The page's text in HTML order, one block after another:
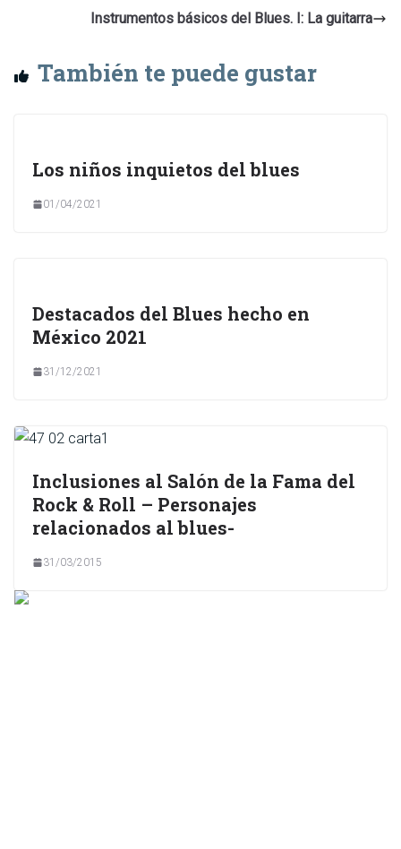
Instrumentos básicos del Blues. I: La guitarra
También te puede gustar
Los niños inquietos del blues
01/04/2021
Destacados del Blues hecho en
México 2021
31/12/2021
Inclusiones al Salón de la Fama del
Rock & Roll – Personajes
relacionados al blues-
31/03/2015